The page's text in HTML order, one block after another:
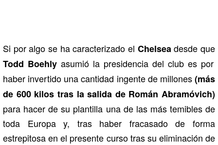
Si por algo se ha caracterizado el Chelsea desde que
Todd Boehly asumió la presidencia del club es por
haber invertido una cantidad ingente de millones(más
de 600 kilos tras la salida de Román Abramóvich)
para hacer de su plantilla una de las más temibles de
toda Europa y, tras haber fracasado de forma
estrepitosa en el presente curso tras su eliminación de